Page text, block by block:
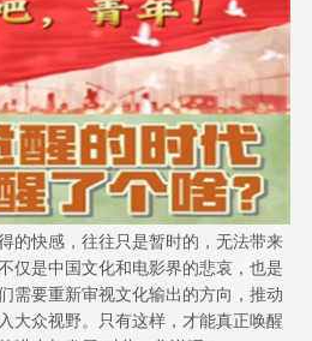
的快感，往往只是暂时的，无法带来
仅是中国文化和电影界的悲哀，也是
需要重新审视文化输出的方向，推动
大众视野。只有这样，才能真正唤醒